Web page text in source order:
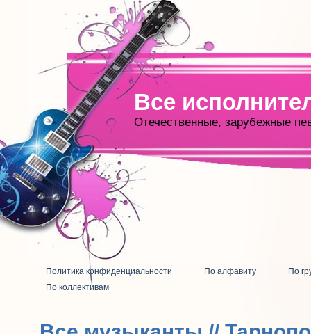
Все
Отечественные, зарубежные
Политика конфиденциальности По алфавиту
По
По коллективам